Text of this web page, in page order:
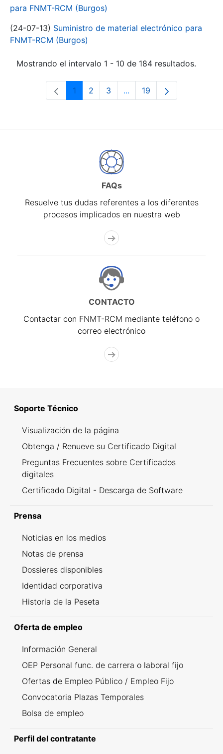
para FNMT-RCM (Burgos)
(24-07-13) Suministro de material electrónico para
FNMT-RCM (Burgos)
Mostrando el intervalo 1 - 10 de 184 resultados.
Página
1 Página
2 Página
3 ...Páginas intermedias Use
Página
19
FAQs
Resuelve tus dudas referentes a los diferentes
procesos implicados en nuestra web
CONTACTO
Contactar con FNMT-RCM mediante teléfono o
correo electrónico
Soporte Técnico
Visualización de la página
Obtenga / Renueve su Certificado Digital
Preguntas Frecuentes sobre Certificados
digitales
Certificado Digital - Descarga de Software
Prensa
Noticias en los medios
Notas de prensa
Dossieres disponibles
Identidad corporativa
Historia de la Peseta
Oferta de empleo
Información General
OEP Personal func. de carrera o laboral fijo
Ofertas de Empleo Público / Empleo Fijo
Convocatoria Plazas Temporales
Bolsa de empleo
Perfil del contratante